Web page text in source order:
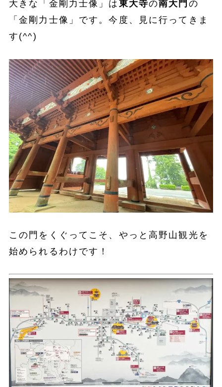
大きな「金剛力士像」は 東大寺の南大門 の
「金剛力士像」です。今度、見に行ってきま
す(^^)
この門をくぐってこそ、やっと高野山観光を
始められるわけです！